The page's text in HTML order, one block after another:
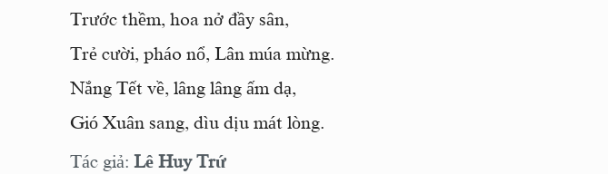
Trước thềm, hoa nở đầy sân,
Trẻ cười, pháo nổ, Lân múa mừng.
Nắng Tết về, lâng lâng ấm dạ,
Gió Xuân sang, dìu dịu mát lòng.
Tác giả: Lê Huy Trứ